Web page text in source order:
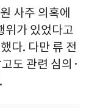
사주 의혹에
위가 있었다고
다. 다만 류 전
도 관련 심의·